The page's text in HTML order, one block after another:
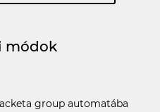
módok
group automatába